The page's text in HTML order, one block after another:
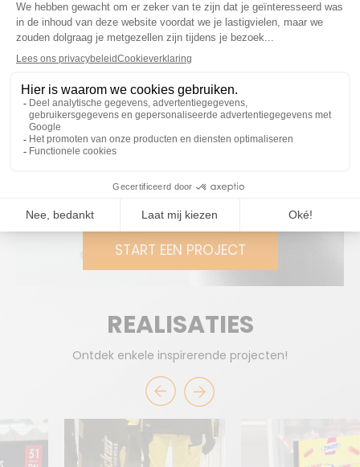
Kozmoz heeft een vloerdisplay ontworpen met een
elegante metalen structuur en verwisselbare kartonnen
panelen. Deze display, die eenvoudig in de winkel kan
worden opgezet met een handige kit, biedt een
zoals KitchenAid en Smeg.
KLAAR OM SAMEN TE
START EEN PROJECT
REALISATIES
Ontdek enkele inspirerende projecten!